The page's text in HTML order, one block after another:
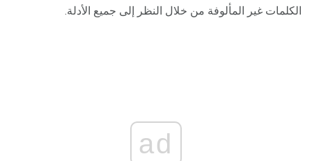
الكلمات غير المألوفة من خلال النظر إلى جميع الأدلة.
ad